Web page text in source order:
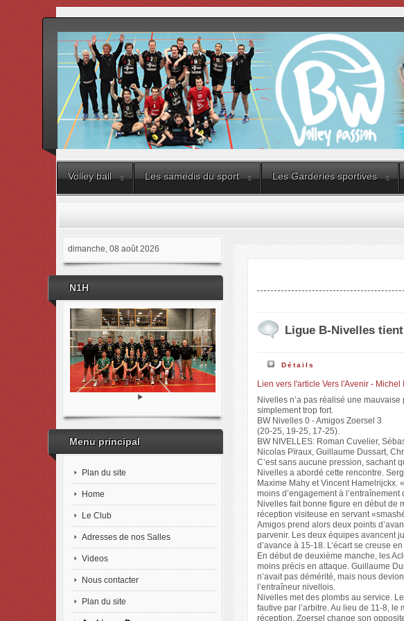
Volley ball Les samedis du sport Les Garderies sportives
dimanche, 08 août 2026
N1H
Menu principal
Plan du site
Home
Le Club
Adresses de nos Salles
Videos
Nous contacter
Plan du site
Ligue B-Nivelles
Détails
Lien vers l'article Vers l'Avenir - Michel
Nivelles n’a pas réalisé une
simplement trop fort.
BW Nivelles 0 - Amigos Zoersel 3
(20-25, 19-25, 17-25).
BW NIVELLES: Roman Cuvelier,
Nicolas Pïraux, Guillaume Dussart,
C’est sans aucune pression, sachant
Nivelles a abordé cette rencontre.
Maxime Mahy et Vincent Hamelrijckx.
moins d’engagement à
Nivelles fait bonne figure en début de
réception visiteuse en servant
Amigos prend alors deux points
parvenir. Les deux équipes avancent
d’avance à 15-18. L’écart se creuse
En début de deuxième manche, les
moins précis en attaque. Guillaume
n’avait pas démérité, mais nous
l’entraîneur nivellois.
Nivelles met des plombs au service.
fautive par l’arbitre. Au lieu de 11-8,
réception. Zoersel change son